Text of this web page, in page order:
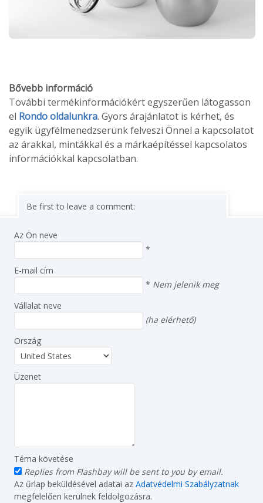
Bővebb információ
További termékinformációkért egyszerűen látogasson
el Rondo oldalunkra. Gyors árajánlatot is kérhet, és
egyik ügyfélmenedzserünk felveszi Önnel a kapcsolatot
az árakkal, mintákkal és a márkaépítéssel kapcsolatos
információkkal kapcsolatban.
Be first to leave a comment:
Az Ön neve
*
E-mail cím
* Nem jelenik meg
Vállalat neve
(ha elérhető)
Ország
Üzenet
Téma követése
Replies from Flashbay will be sent to you by email.
Az űrlap beküldésével adatai az Adatvédelmi Szabályzatnak
megfelelően kerülnek feldolgozásra.